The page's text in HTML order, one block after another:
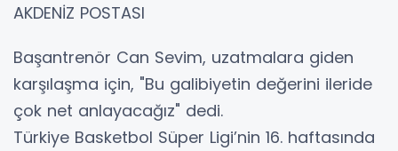
AKDENİZ POSTASI
Başantrenör Can Sevim, uzatmalara giden
karşılaşma için, "Bu galibiyetin değerini ileride
çok net anlayacağız" dedi.
Türkiye Basketbol Süper Ligi’nin 16. haftasında